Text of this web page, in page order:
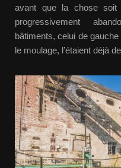
avant que la chose soit
progressivement
bâtiments, celui de
le moulage, l’étaient déjà